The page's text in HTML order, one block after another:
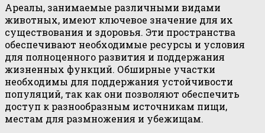
Ареалы, занимаемые различными видами
животных, имеют ключевое значение для их
существования и здоровья. Эти пространства
обеспечивают необходимые ресурсы и условия
для полноценного развития и поддержания
жизненных функций. Обширные участки
необходимы для поддержания устойчивости
популяций, так как они позволяют обеспечить
доступ к разнообразным источникам пищи,
местам для размножения и убежищам.